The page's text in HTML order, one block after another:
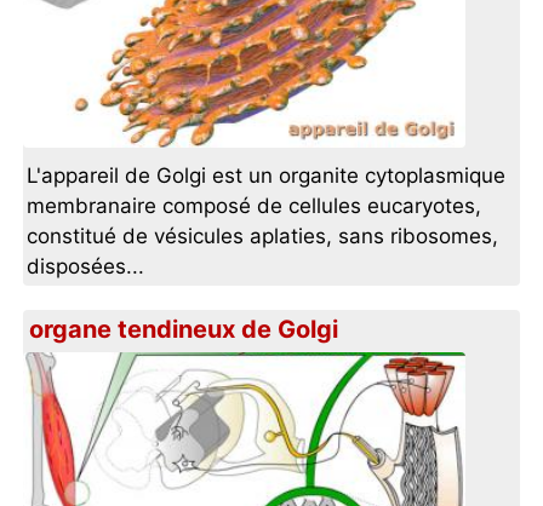
L'appareil de Golgi est un organite cytoplasmique
membranaire composé de cellules eucaryotes,
constitué de vésicules aplaties, sans ribosomes,
disposées...
organe tendineux de Golgi